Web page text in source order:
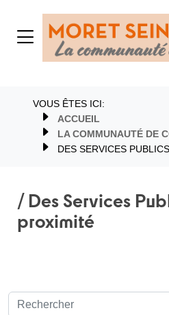
VOUS ÊTES ICI:
ACCUEIL
LA COMMUNAUTÉ DE
DES SERVICES
/ Des Services
proximité
Recherche de: